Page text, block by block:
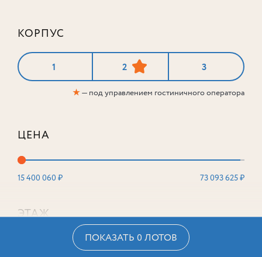
КОРПУС
1 2 3
★— под управлением гостиничного оператора
ЦЕНА
15 400 060 ₽ 73 093 625 ₽
ЭТАЖ
ПОКАЗАТЬ 0 ЛОТОВ